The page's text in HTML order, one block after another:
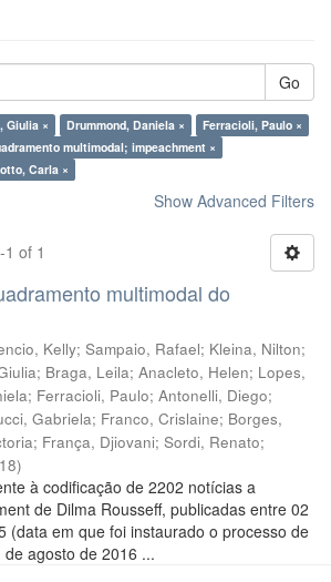
Go
Giulia × Drummond, Daniela ×
Ferracioli, Paulo ×
multimodal; impeachment ×
Carla ×
Show Advanced Filters
of 1
multimodal do
Kelly; Sampaio, Rafael; Kleina, Nilton;
; Braga, Leila; Anacleto, Helen; Lopes,
; Ferracioli, Paulo; Antonelli, Diego;
Gabriela; Franco, Crislaine; Borges,
; França, Djiovani; Sordi, Renato;
)
à codificação de 2202 notícias a
de Dilma Rousseff, publicadas entre 02
(data em que foi instaurado o processo de
agosto de 2016 ...